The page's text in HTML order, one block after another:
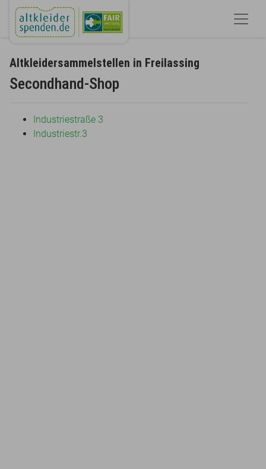
Altkleidersammelstellen in Freilassing
Secondhand-Shop
Industriestraße 3
Industriestr.3